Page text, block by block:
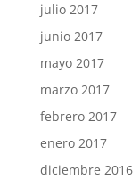
julio 2017
junio 2017
mayo 2017
marzo 2017
febrero 2017
enero 2017
diciembre 2016